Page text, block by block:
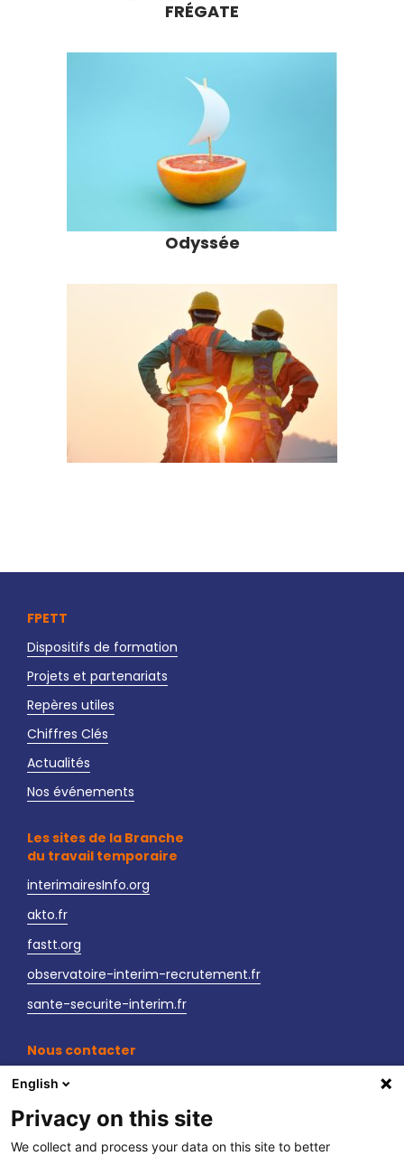
FRÉGATE
Odyssée
FPETT
Dispositifs de formation
Projets et partenariats
Repères utiles
Chiffres Clés
Actualités
Nos événements
Les sites de la Branche
du travail temporaire
interimairesInfo.org
akto.fr
fastt.org
observatoire-interim-recrutement.fr
sante-securite-interim.fr
Nous contacter
LinkedIn
Vos interlocuteurs
English
Privacy on this site
We collect and process your data on this site to better